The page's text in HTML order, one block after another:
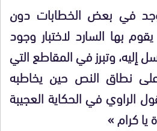
توجد في بعض الخطابات دون
بها السارد لاختبار وجود
إليه، وتبرز في المقاطع التي
على نطاق النص حين يخاطبه
الراوي في الحكاية العجيبة
يا كرام »